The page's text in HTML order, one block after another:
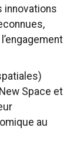
innovations
Space et
au